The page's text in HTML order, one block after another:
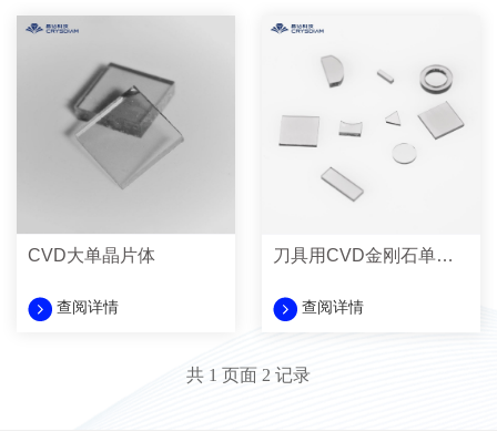
CVD大单晶片体
查阅详情
刀具用CVD金刚石单晶片
查阅详情
共 1 页面 2 记录